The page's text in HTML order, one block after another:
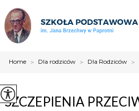
Home > Dla rodziców > Dla Rodziców >
SZCZEPIENIA